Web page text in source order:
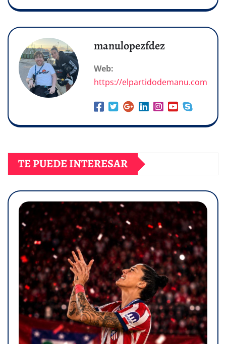
manulopezfdez
Web:
https://elpartidodemanu.com
TE PUEDE INTERESAR